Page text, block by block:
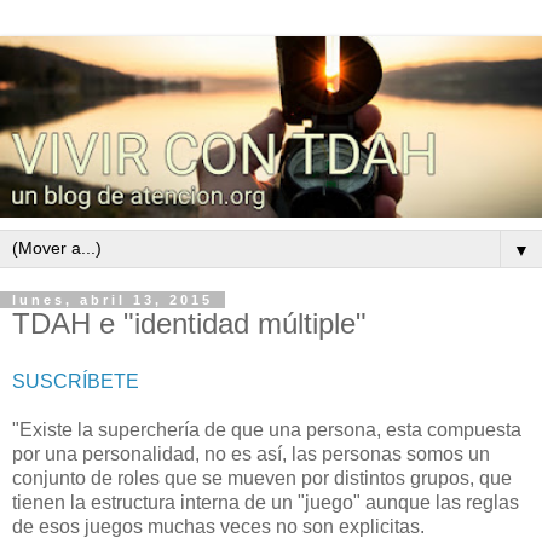
▼
lunes, abril 13, 2015
TDAH e "identidad múltiple"
SUSCRÍBETE
"Existe la superchería de que una persona, esta compuesta
por una personalidad, no es así, las personas somos un
conjunto de roles que se mueven por distintos grupos, que
tienen la estructura interna de un "juego" aunque las reglas
de esos juegos muchas veces no son explicitas.